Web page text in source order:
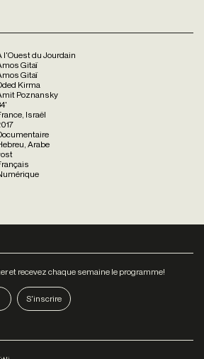
l'Ouest du Jourdain
Gitaï
Gitaï
Kirma
Poznansky
Israël
Arabe
et recevez chaque semaine le programme!